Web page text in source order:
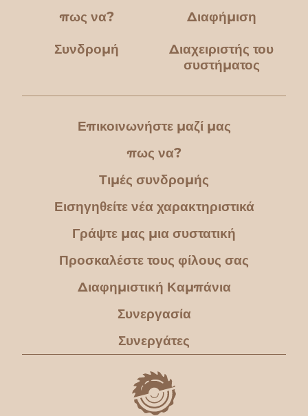
πως να? Διαφήμιση
Συνδρομή
Διαχειριστής του
συστήματος
Επικοινωνήστε μαζί μας
πως να?
Τιμές συνδρομής
Εισηγηθείτε νέα χαρακτηριστικά
Γράψτε μας μια συστατική
Προσκαλέστε τους φίλους σας
Διαφημιστική Καμπάνια
Συνεργασία
Συνεργάτες